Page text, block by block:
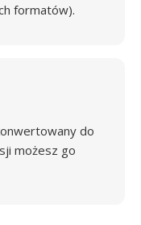
formatów).
do
możesz go